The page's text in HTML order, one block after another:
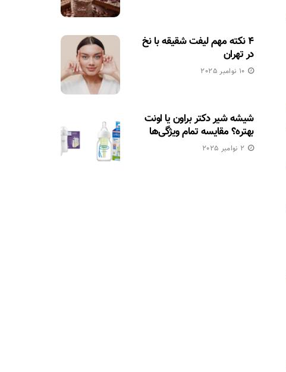
۴ نکته مهم لیفت شقیقه با نخ
در تهران
10 نوامبر 2025
شیشه شیر دکتر براون یا اونت
بهتره؟ مقایسه تمام ویژگی‌ها
2 نوامبر 2025